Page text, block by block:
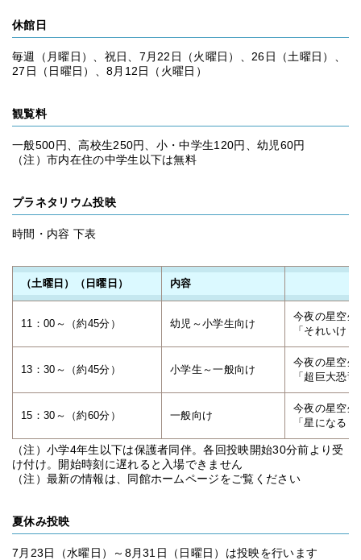
休館日
毎週（月曜日）、祝日、7月22日（火曜日）、26日（土曜日）、
27日（日曜日）、8月12日（火曜日）
観覧料
一般500円、高校生250円、小・中学生120円、幼児60円
（注）市内在住の中学生以下は無料
プラネタリウム投映
時間・内容 下表
（土曜日）（日曜日） 内容
11：00～（約45分） 幼児～小学生向け
今夜の星空生
「それいけ
13：30～（約45分） 小学生～一般向け
今夜の星空生
「超巨大恐
15：30～（約60分） 一般向け
今夜の星空生
「星になる
（注）小学4年生以下は保護者同伴。各回投映開始30分前より受
け付け。開始時刻に遅れると入場できません
（注）最新の情報は、同館ホームページをご覧ください
夏休み投映
7月23日（水曜日）～8月31日（日曜日）は投映を行います